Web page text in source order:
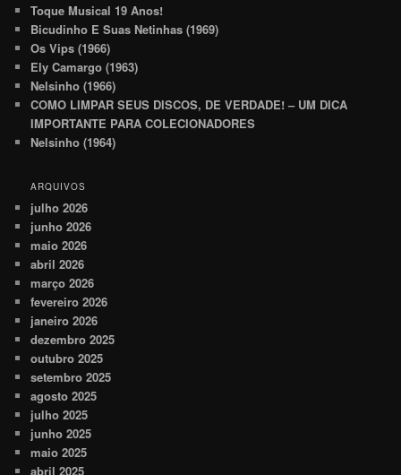
Toque Musical 19 Anos!
Bicudinho E Suas Netinhas (1969)
Os Vips (1966)
Ely Camargo (1963)
Nelsinho (1966)
COMO LIMPAR SEUS DISCOS, DE VERDADE! – UM DICA
IMPORTANTE PARA COLECIONADORES
Nelsinho (1964)
ARQUIVOS
julho 2026
junho 2026
maio 2026
abril 2026
março 2026
fevereiro 2026
janeiro 2026
dezembro 2025
outubro 2025
setembro 2025
agosto 2025
julho 2025
junho 2025
maio 2025
abril 2025